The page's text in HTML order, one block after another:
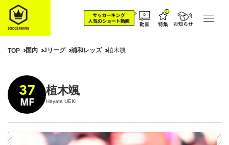
TOP 国内 Jリーグ 浦和レッズ 植木颯
37
MF
植木颯
Hayate UEKI